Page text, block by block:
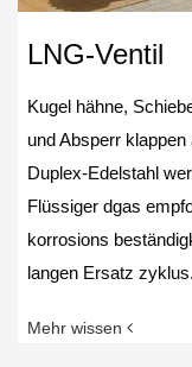
LNG-Ventil
Kugel hähne,
und Absperr
Duplex-Edelstahl
Flüssiger dgas
korrosions
langen Ersatz zyklus.
Mehr wissen